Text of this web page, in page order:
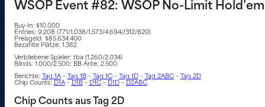
WSOP Event #82: WSOP No-Limit
Buy-In: $10.000
Entries: 9.208 (771/1.038/1.573/4.694//312/820)
Preisgeld: $85.634.400
Bezahlte Plätze: 1.382
Verbliebene Spieler: tba (1.260/2.034)
Blinds: 1.000/2.500; BB Ante: 2.500
Berichte: Tag 1A– Tag 1B– Tag 1C– Tag 1D– Tag 2ABC– Tag 2D
Chip Counts: D1A– D1B– D1C– D1D– D2ABC
Chip Counts aus Tag 2D